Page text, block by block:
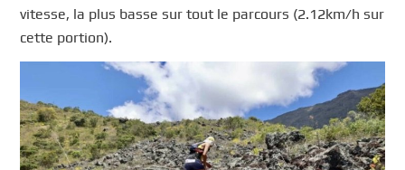
vitesse, la plus basse sur tout le parcours (2.12km/h sur
cette portion).